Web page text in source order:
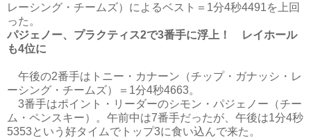
レーシング・チームズ）によるベスト＝1分4秒4491を上回
った。
パジェノー、プラクティス2で3番手に浮上！ レイホール
も4位に
午後の2番手はトニー・カナーン（チップ・ガナッシ・レ
ーシング・チームズ）＝1分4秒4663。
3番手はポイント・リーダーのシモン・パジェノー（チー
ム・ペンスキー）。午前中は7番手だったが、午後は1分4秒
5353という好タイムでトップ3に食い込んで来た。